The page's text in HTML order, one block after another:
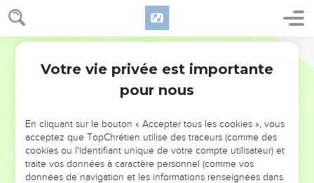
NE MANQUEZ PAS L’ÉVÉNEMENT
DE L’ANNÉE !
ET SI LEURS ERREURS POUVAIENT VOUS ÉVITER LES
VOTRES ?
Votre vie privée est importante
pour nous
En cliquant sur le bouton « Accepter tous les cookies », vous
acceptez que TopChrétien utilise des traceurs (comme des
cookies ou l'identifiant unique de votre compte utilisateur) et
traite vos données à caractère personnel (comme vos
données de navigation et les informations renseignées dans